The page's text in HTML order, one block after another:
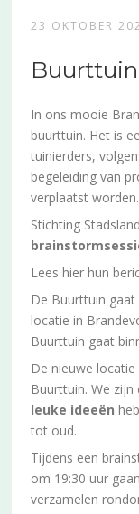
23 OKTOBER
Buurttuin
In ons mooie
buurttuin. Het is
tuinierders,
begeleiding van
verplaatst worden.
Stichting
Lees hier hun
De Buurttuin gaat
locatie in
Buurttuin gaat
De nieuwe
Buurttuin. We
leuke ideeën
tot oud.
Tijdens een
om 19:30 uur
verzamelen